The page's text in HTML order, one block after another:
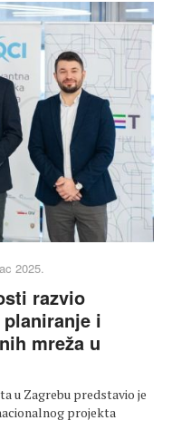
2025.
razvio
i
mreža u
u Zagrebu predstavio je
projekta